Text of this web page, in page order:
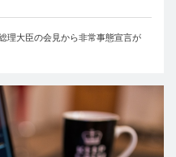
理大臣の会見から非常事態宣言が